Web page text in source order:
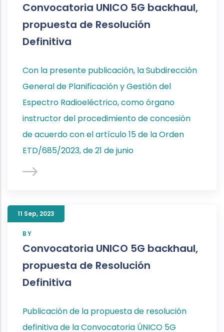
Convocatoria UNICO 5G backhaul,
propuesta de Resolución
Definitiva
Con la presente publicación, la Subdirección
General de Planificación y Gestión del
Espectro Radioeléctrico, como órgano
instructor del procedimiento de concesión
de acuerdo con el artículo 15 de la Orden
ETD/685/2023, de 21 de junio
11 Sep, 2023
BY
Convocatoria UNICO 5G backhaul,
propuesta de Resolución
Definitiva
Publicación de la propuesta de resolución
definitiva de la Convocatoria ÚNICO 5G